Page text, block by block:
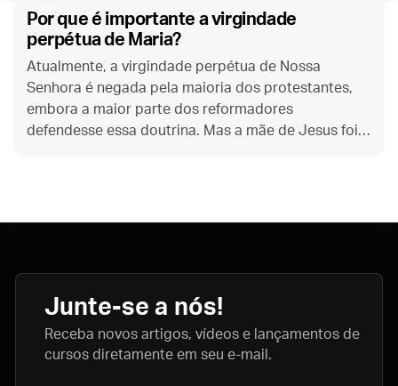
Por que é importante a virgindade
perpétua de Maria?
Atualmente, a virgindade perpétua de Nossa
Senhora é negada pela maioria dos protestantes,
embora a maior parte dos reformadores
defendesse essa doutrina. Mas a mãe de Jesus foi
Junte-se a nós!
Receba novos artigos, vídeos e lançamentos de
cursos diretamente em seu e-mail.